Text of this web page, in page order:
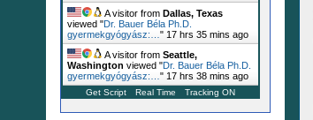
A visitor from Dallas, Texas
viewed "Dr. Bauer Béla Ph.D.
gyermekgyógyász:… " 17 hrs 35 mins ago
A visitor from Seattle,
Washington viewed "Dr. Bauer Béla Ph.D.
gyermekgyógyász:… " 17 hrs 38 mins ago
Get Script Real Time Tracking ON